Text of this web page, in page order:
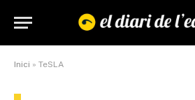
Inici » TeSLA